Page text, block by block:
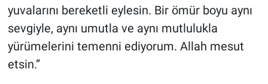
yuvalarını bereketli eylesin. Bir ömür boyu aynı
sevgiyle, aynı umutla ve aynı mutlulukla
yürümelerini temenni ediyorum. Allah mesut
etsin.”